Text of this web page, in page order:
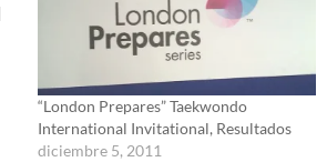
“London Prepares” Taekwondo
International Invitational, Resultados
diciembre 5, 2011